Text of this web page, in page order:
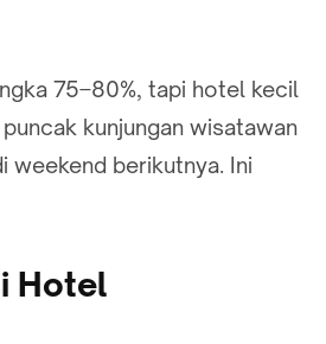
75–80%, tapi hotel kecil
kunjungan wisatawan
weekend berikutnya. Ini
Hotel